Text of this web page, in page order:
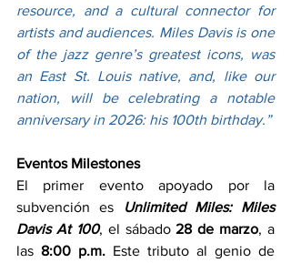
resource, and a cultural connector for
artists and audiences. Miles Davis is one
of the jazz genre’s greatest icons, was
an East St. Louis native, and, like our
nation, will be celebrating a notable
anniversary in 2026: his 100th birthday.”
Eventos Milestones
El primer evento apoyado por la
subvención es
Unlimited Miles: Miles
Davis At 100, el sábado 28 de marzo, a
las 8:00 p.m. Este tributo al genio de